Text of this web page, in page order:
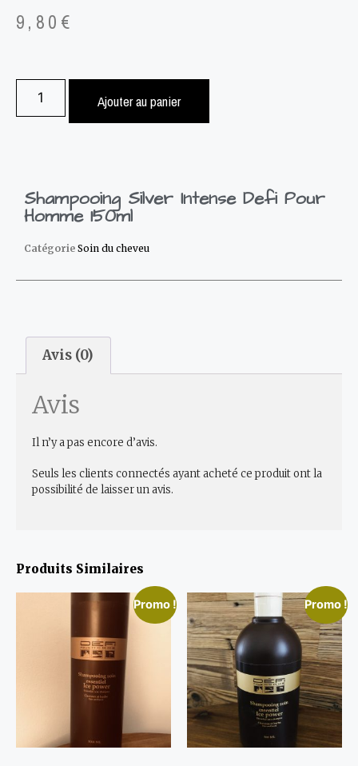
9,80 €
Ajouter au panier
Produits Similaires
Promo ! Promo !
Shampooing Silver Intense Defi Pour
Homme 150ml
Catégorie Soin du cheveu
Avis (0)
Avis
Il n’y a pas encore d’avis.
Seuls les clients connectés ayant acheté ce produit ont la
possibilité de laisser un avis.